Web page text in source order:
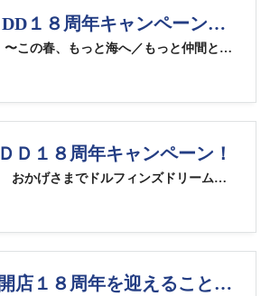
DD１８周年キャンペーン【第２弾】スタート！
〜この春、もっと海へ／もっと仲間と／もっとステップアップ〜 ドルフィンズドリームはおかげさまで、開店１８周年。 第１弾に続き、**ＤＤ１８周年キャンペーン【第２弾】**を開催いたします！！ 今回は．．． ✔︎ これから始める方へ ✔︎ 仲間を増やしたい方へ ✔︎ ステップアップしたい方へ それぞれに向けた【3本立て】です。 ◎１８周年キャンペーン第２弾 その１ 春のダイバースタートキャンペーン！ 春は、ダイビングを始めるベストシーズン。 今なら―― ✔︎ 重器材レンタル無料 ✔︎ スーツレンタル無料 ✔︎ ６月末までに取得可能 徐々に水中も温かくなる季節、夏前に余裕を持ってライセンス取得ができます。 「やってみたいな」と思っていた方へ。今が、一番始めやすいタイミングです。
ＤＤ１８周年キャンペーン！
おかげさまでドルフィンズドリームも先日２月８日で、開店１８周年を迎えることができました！ これを記念し、以下のキャンペーンを開催いたしますので、ぜひご利用ください！！ ◎１８周年キャンペーンその１ 西伊豆大瀬崎ツアー“格安”キャンペーン！！ ツアー開催日程： 《１》２０２６年２月２１日(土)朝出発 ２月２１日(土)〜２２日(日) ※ツアー詳細はこちら 《２》２０２６年３月２８日(土)朝出発 ３月２８日(土)〜２９日(日) ※ツアー詳細はこちら 《３》２０２６年４月４日(土)朝出発 ４月４日(土)〜５日(日) ※ツアー詳細はこちら 既に、ツアースケジュール等でお知らせしていますが、２月〜４月の期間で開催する全３回の朝出発１泊２日大瀬崎ツアーについて、通常のツアー代から３,０００円割り引きの“格安”価格にてご提供いたします。 ２月〜３月の大瀬崎は、冬の澄んだ海で水中世界が鮮明に見える絶好のシーズン！ カエルアンコウやタツノオトシゴなど人気のマクロ生物をじっくり観察でき、キアンコウやマトウダイ、時には激レアな深海魚との遭遇も！Σ（ﾟдﾟlll） さらに運が良ければ、湾内に住み着くアオウミガメにも出会えるかも！？ 観光シーズン前で海は空いているので、透明度の良い水中をのんびりゆったり楽しめる、この季節ならではの贅沢なダイビングを満喫できます。 １月の大瀬崎ツアーのまとめブログ もちろんクラブＤＤメンバー割引も適用されますので、アドバンスランク以上のメンバーの方は、ツアー代が２万円代でご参加いただけますよ
開店１８周年を迎えることができました！